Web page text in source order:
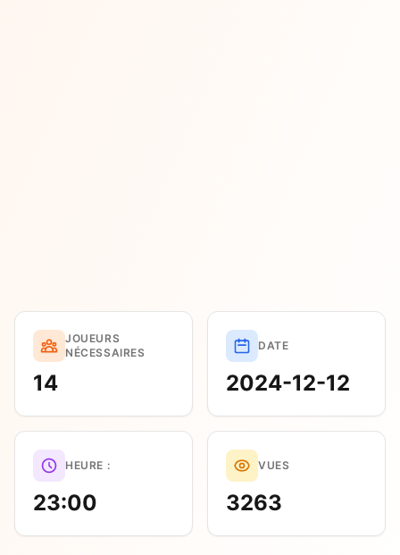
JOUEURS
NÉCESSAIRES
14
DATE
2024-12-12
HEURE :
23:00
VUES
3263